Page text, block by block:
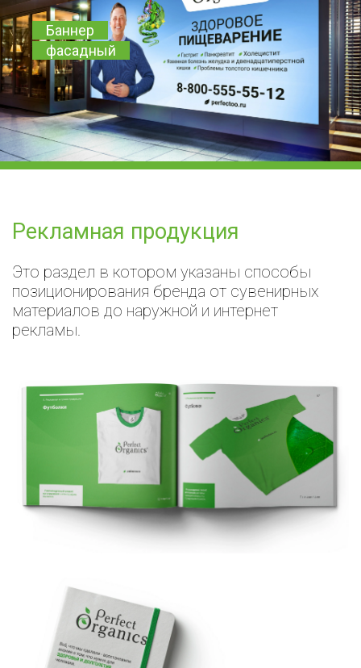
Баннер
фасадный
Рекламная продукция
Это раздел в котором указаны способы
позиционирования бренда от сувенирных
материалов до наружной и интернет
рекламы.